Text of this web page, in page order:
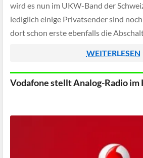
wird es nun im UKW-Band der
lediglich einige Privatsender sind
dort schon erste ebenfalls die
Schweiz spätestens Ende 2026, dann
WEITERLESEN
Vodafone stellt Analog-Radio im